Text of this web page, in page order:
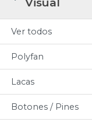
Ver todos
Polyfan
Lacas
Botones / Pines